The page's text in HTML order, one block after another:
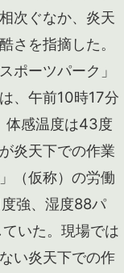
次ぐなか、炎天
さを指摘した。
ポーツパーク」
、午前10時17分
体感温度は43度
炎天下での作業
（仮称）の労働
強、湿度88パ
いた。現場では
い炎天下での作